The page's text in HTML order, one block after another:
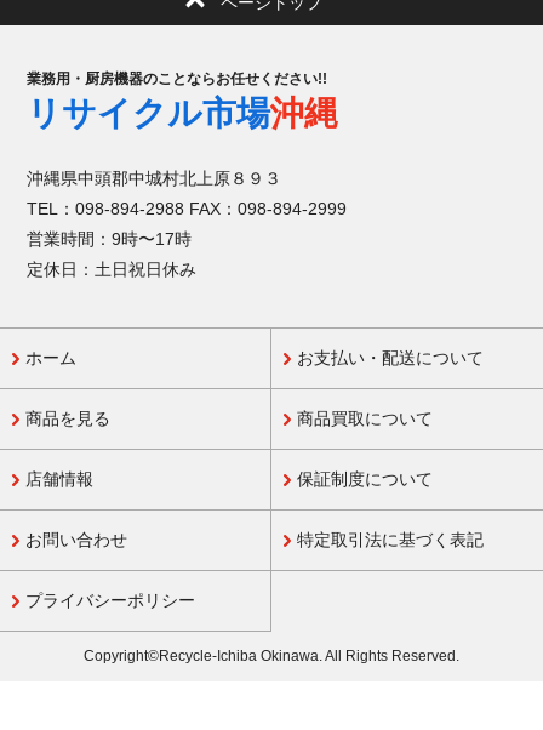
業務用・厨房機器のことならお任せください!!
リサイクル市場沖縄
沖縄県中頭郡中城村北上原８９３
TEL：098-894-2988 FAX：098-894-2999
営業時間：9時〜17時
定休日：土日祝日休み
ホーム
商品を見る
店舗情報
お問い合わせ
プライバシーポリシー
お支払い・配送について
商品買取について
保証制度について
特定取引法に基づく表記
Copyright©Recycle-Ichiba Okinawa. All Rights Reserved.